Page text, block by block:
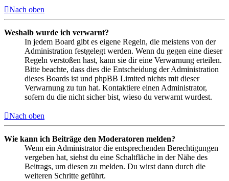
Nach oben
Weshalb wurde ich verwarnt?
In jedem Board gibt es eigene Regeln, die meistens von der
Administration festgelegt werden. Wenn du gegen eine dieser
Regeln verstoßen hast, kann sie dir eine Verwarnung erteilen.
Bitte beachte, dass dies die Entscheidung der Administration
dieses Boards ist und phpBB Limited nichts mit dieser
Verwarnung zu tun hat. Kontaktiere einen Administrator,
sofern du die nicht sicher bist, wieso du verwarnt wurdest.
Nach oben
Wie kann ich Beiträge den Moderatoren melden?
Wenn ein Administrator die entsprechenden Berechtigungen
vergeben hat, siehst du eine Schaltfläche in der Nähe des
Beitrags, um diesen zu melden. Du wirst dann durch die
weiteren Schritte geführt.